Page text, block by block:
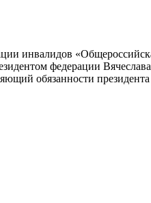
инвалидов
федерации
обязанности